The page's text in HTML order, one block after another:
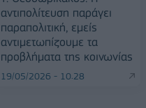
αντιπολίτευση παράγει
παραπολιτική, εμείς
αντιμετωπίζουμε τα
προβλήματα της κοινωνίας
19/05/2026 - 10:28